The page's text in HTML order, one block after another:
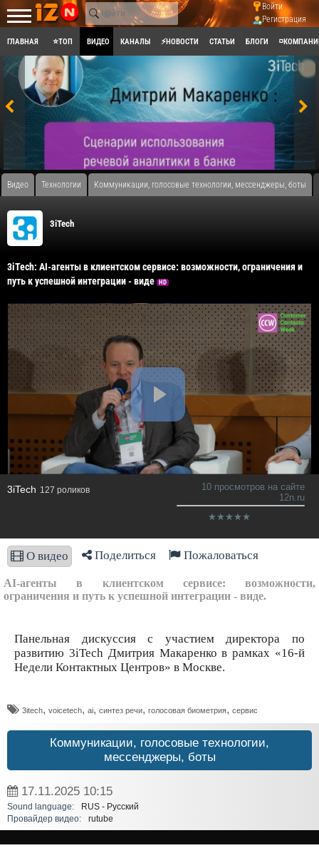
Войти
Регистрация
ГЛАВНАЯ ⭐ТОП ВИДЕО КАНАЛЫ ⚡НОВОСТИ СТАТЬИ БЛОГИ
Видео Технологии Коммуникации, голосовые технологии, мессенджеры, боты
3iTech
3iTech: AI-агенты в клиентском сервисе: возможности, ограничения и
путь к успешной интеграции - виде
HD
3iTech 127 роликов
10 просмотров на сайте
12n.ru
О видео Поделиться Пожаловаться
AI-агенты в клиентском сервисе: возможности,
ограничения и путь к успешной интеграции - виде.
Панельная дискуссия с участием директора по
развитию 3iTech Дмитрия Макаренко в рамках «16-й
Недели Контактных Центров» в Москве.
3itech, voicetech, ai, синтез речи, голосовая биометрия, сервис
Коммуникации, голосовые технологии,
мессенджеры, боты
17.11.2025 10:15
Sound language:
RUS - Русский
Провайдер видео:
rutube